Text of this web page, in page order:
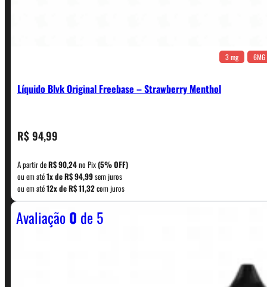
3 mg 6MG
Líquido Blvk Original Freebase – Strawberry Menthol
R$94,99
A partir deR$90,24no Pix(5% OFF)
ou em até1x deR$94,99sem juros
ou em até12x deR$11,32com juros
Avaliação0 de 5
CONTATO
WhatsApp: (11) 5229-0120
Horário: Política de Horario e Fretes